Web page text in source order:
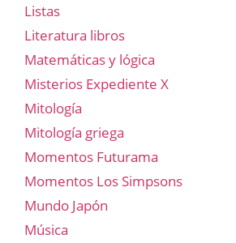
Listas
Literatura libros
Matemáticas y lógica
Misterios Expediente X
Mitología
Mitología griega
Momentos Futurama
Momentos Los Simpsons
Mundo Japón
Música